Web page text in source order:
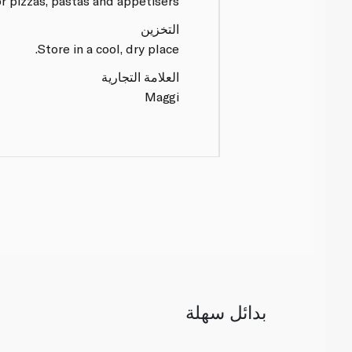
التخزين
Store in a cool, dry place.
العلامة التجارية
Maggi
بدائل سهلة